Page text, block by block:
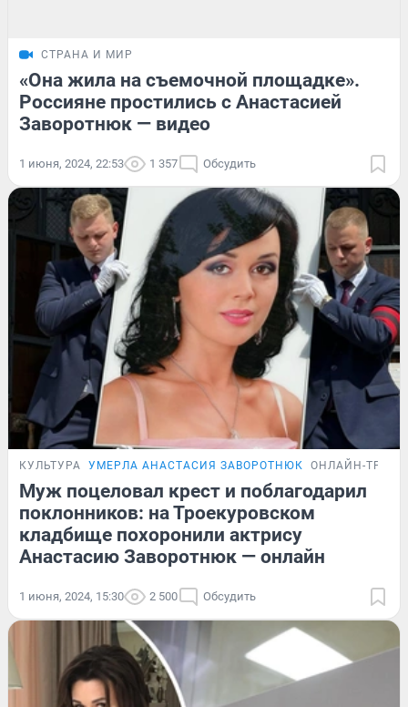
СТРАНА И МИР
«Она жила на съемочной площадке».
Россияне простились с Анастасией
Заворотнюк — видео
1 июня, 2024, 22:53 1 357 Обсудить
КУЛЬТУРА УМЕРЛА АНАСТАСИЯ ЗАВОРОТНЮК ОНЛАЙН-
Муж поцеловал крест и поблагодарил
поклонников: на Троекуровском
кладбище похоронили актрису
Анастасию Заворотнюк — онлайн
1 июня, 2024, 15:30 2 500 Обсудить